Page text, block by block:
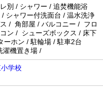
別 / シャワー / 追焚機能浴
シャワー付洗面台 / 温水洗浄
/ 角部屋 / バルコニー / フロ
ン / シューズボックス / 床下
ーホン / 駐輪場 / 駐車2台
濯機置き場 /
学校